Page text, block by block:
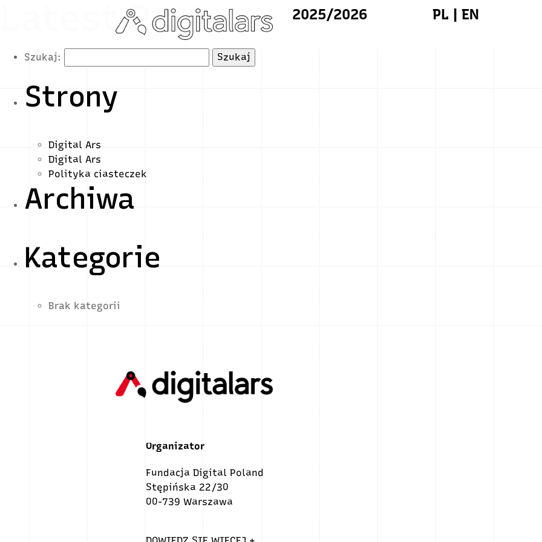
2025/2026 PL | EN
Latest Posts
Szukaj:
Strony
Digital Ars
Digital Ars
Polityka ciasteczek
Archiwa
Kategorie
Brak kategorii
Organizator
Fundacja Digital Poland
Stępińska 22/30
00-739 Warszawa